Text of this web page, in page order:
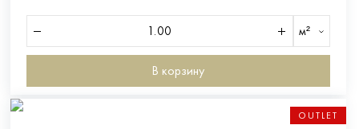
м²
В корзину
OUTLET